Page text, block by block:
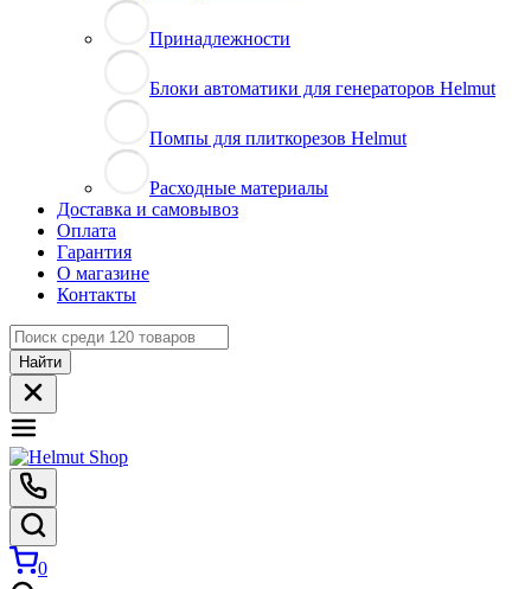
Принадлежности
Блоки автоматики для генераторов Helmut
Помпы для плиткорезов Helmut
Расходные материалы
Доставка и самовывоз
Оплата
Гарантия
О магазине
Контакты
Найти
0